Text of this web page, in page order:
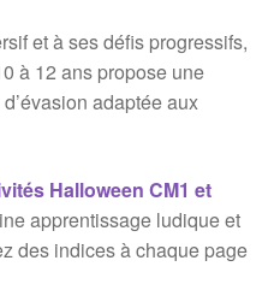
et à ses défis progressifs,
à 12 ans propose une
adaptée aux
Halloween CM1 et
apprentissage ludique et
des indices à chaque page